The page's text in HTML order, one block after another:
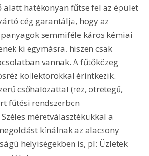
hatékonyan fűtse fel az épület
cég garantálja, hogy az
semmiféle káros kémiai
ki egymásra, hiszen csak
vannak. A fűtőközeg
kollektorokkal érintkezik.
csőhálózattal (réz, ötrétegű,
fűtési rendszerben
méretválasztékukkal a
kínálnak az alacsony
helyiségekben is, pl: Üzletek